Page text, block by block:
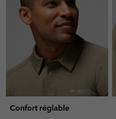
Confort réglable